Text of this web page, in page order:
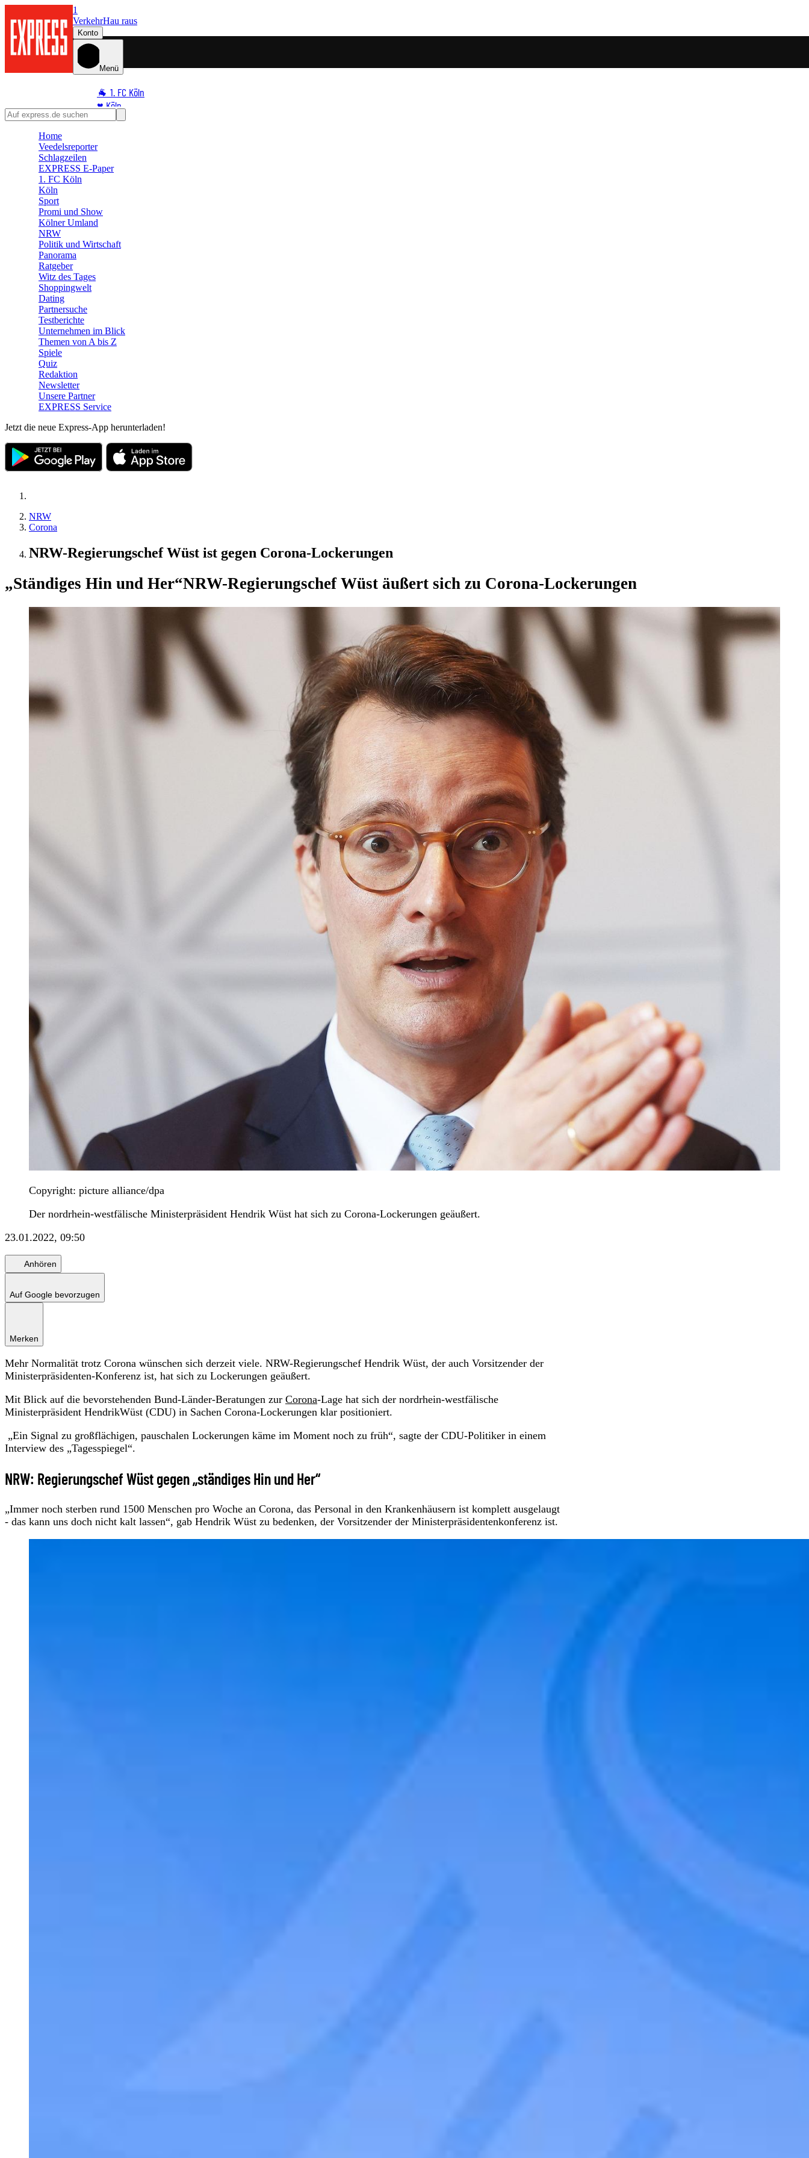
1
VerkehrHau raus
Konto
Menü
🐐 1. FC Köln
♥️ Köln
⭐ Promi
🛒 Shoppingwelt
🧩 Spiele
Home
Veedelsreporter
Schlagzeilen
EXPRESS E-Paper
1. FC Köln
Köln
Sport
Promi und Show
Kölner Umland
NRW
Politik und Wirtschaft
Panorama
Ratgeber
Witz des Tages
Shoppingwelt
Dating
Partnersuche
Testberichte
Unternehmen im Blick
Themen von A bis Z
Spiele
Quiz
Redaktion
Newsletter
Unsere Partner
EXPRESS Service
Jetzt die neue Express-App herunterladen!
NRW
Corona
NRW-Regierungschef Wüst ist gegen Corona-Lockerungen
„Ständiges Hin und Her“NRW-Regierungschef Wüst äußert sich zu Corona-Lockerungen
Copyright: picture alliance/dpa
Der nordrhein-westfälische Ministerpräsident Hendrik Wüst hat sich zu Corona-Lockerungen geäußert.
23.01.2022, 09:50
Anhören
Auf Google bevorzugen
Merken
Mehr Normalität trotz Corona wünschen sich derzeit viele. NRW-Regierungschef Hendrik Wüst, der auch Vorsitzender der
Ministerpräsidenten-Konferenz ist, hat sich zu Lockerungen geäußert.
Mit Blick auf die bevorstehenden Bund-Länder-Beratungen zur Corona-Lage hat sich der nordrhein-westfälische
Ministerpräsident HendrikWüst (CDU) in Sachen Corona-Lockerungen klar positioniert.
„Ein Signal zu großflächigen, pauschalen Lockerungen käme im Moment noch zu früh“, sagte der CDU-Politiker in einem
Interview des „Tagesspiegel“.
NRW: Regierungschef Wüst gegen „ständiges Hin und Her“
„Immer noch sterben rund 1500 Menschen pro Woche an Corona, das Personal in den Krankenhäusern ist komplett ausgelaugt
- das kann uns doch nicht kalt lassen“, gab Hendrik Wüst zu bedenken, der Vorsitzender der Ministerpräsidentenkonferenz ist.